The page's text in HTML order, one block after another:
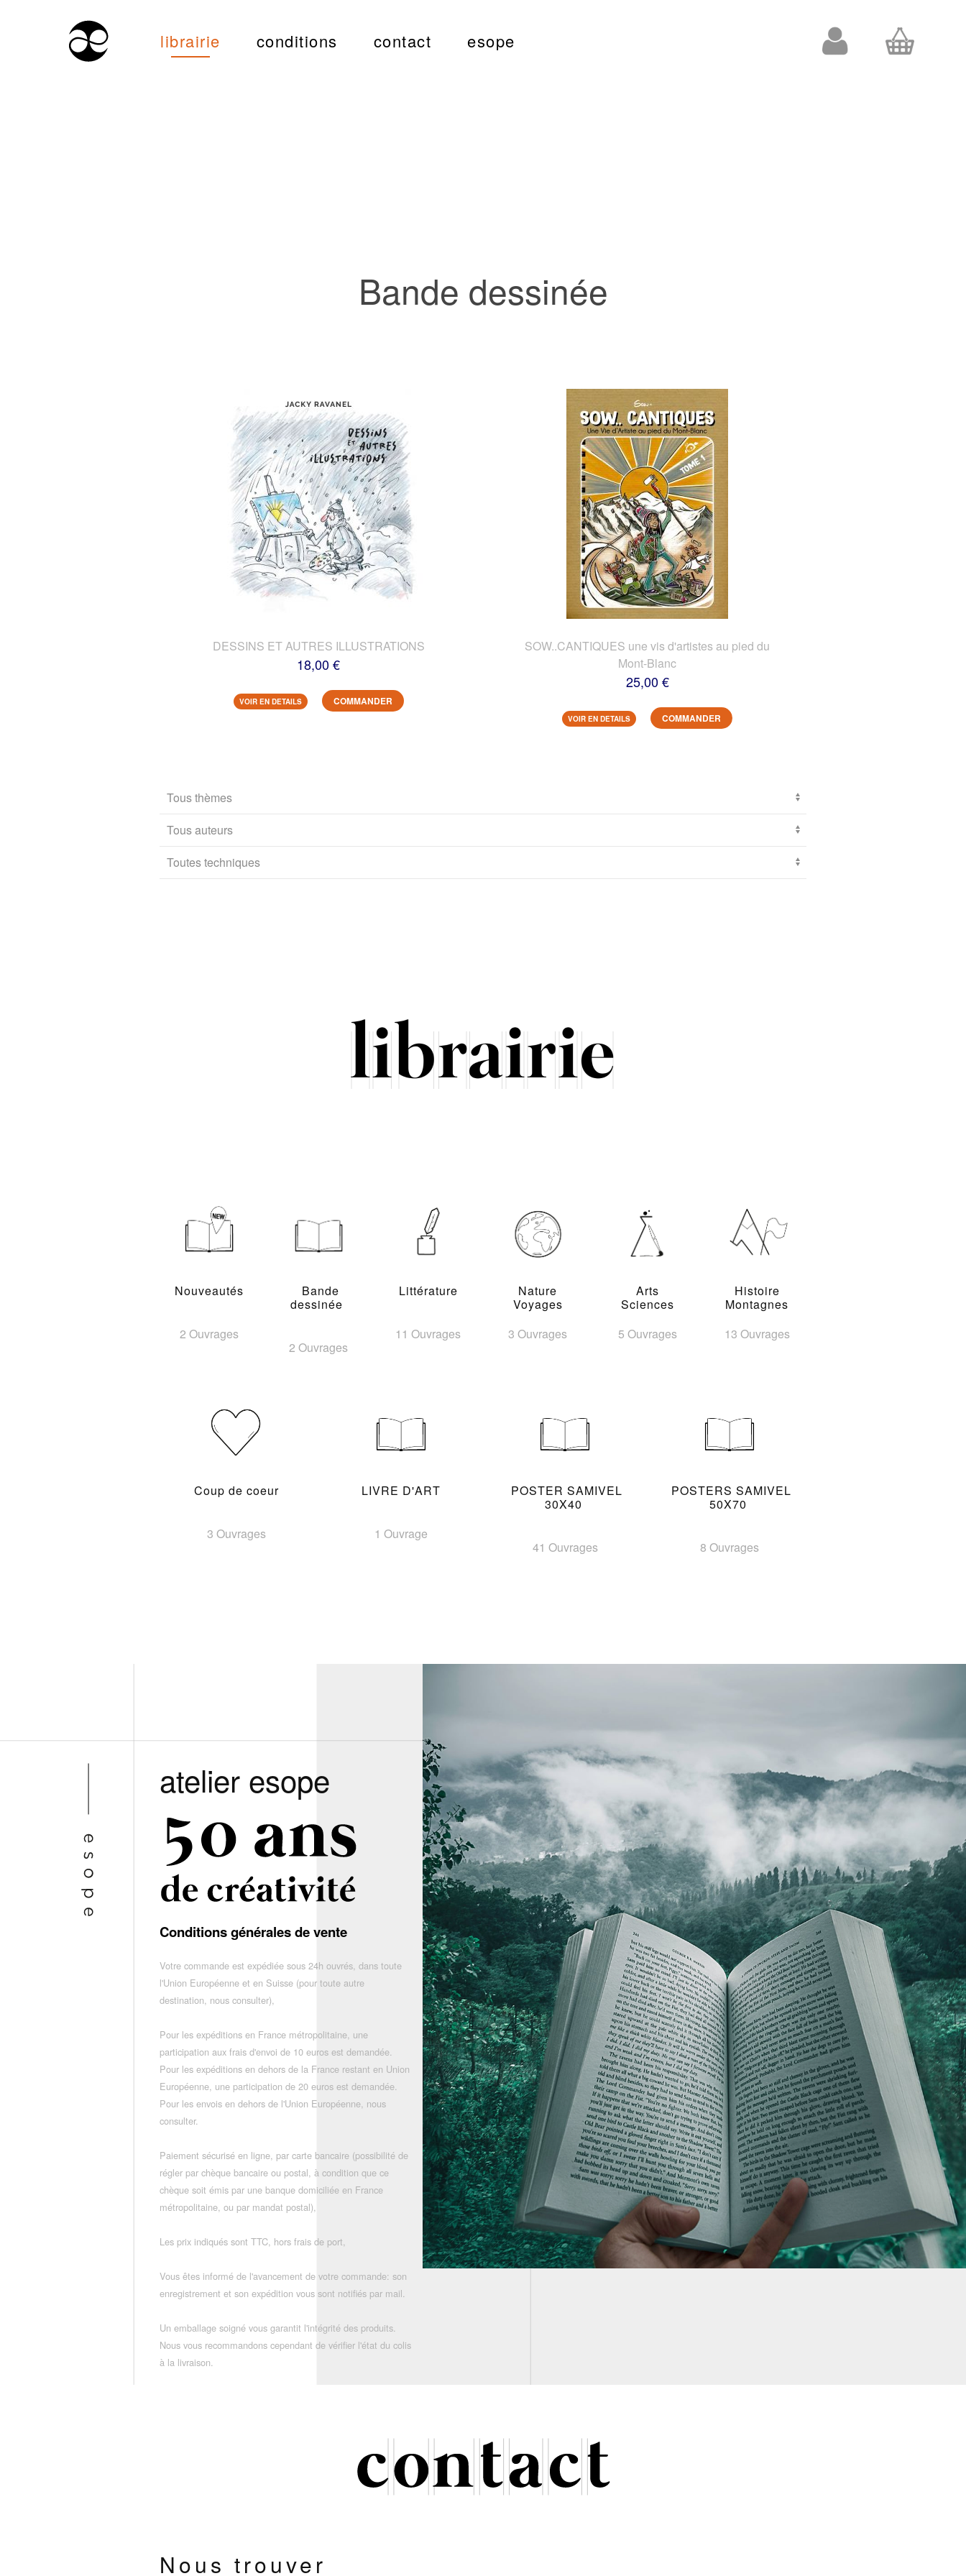
librairie conditions contact esope
Bande dessinée
DESSINS ET AUTRES ILLUSTRATIONS
18,00 €
VOIR EN DETAILS COMMANDER
SOW..CANTIQUES une vis d'artistes au pied du
Mont-Blanc
25,00 €
VOIR EN DETAILS COMMANDER
Nouveautés
2 Ouvrages
Bande
dessinée
2 Ouvrages
Littérature
11 Ouvrages
Nature
Voyages
3 Ouvrages
Arts
Sciences
5 Ouvrages
Histoire
Montagnes
13 Ouvrages
Coup de coeur
3 Ouvrages
LIVRE D'ART
1 Ouvrage
POSTER SAMIVEL
30X40
41 Ouvrages
POSTERS SAMIVEL
50X70
8 Ouvrages
atelier esope
Conditions générales de vente
Votre commande est expédiée sous 24h ouvrés, dans toute
l'Union Européenne et en Suisse (pour toute autre
destination, nous consulter),
Pour les expéditions en France métropolitaine, une
participation aux frais d'envoi de 10 euros est demandée.
Pour les expéditions en dehors de la France restant en Union
Européenne, une participation de 20 euros est demandée.
Pour les envois en dehors de l'Union Européenne, nous
consulter.
Paiement sécurisé en ligne, par carte bancaire (possibilité de
régler par chèque bancaire ou postal, à condition que ce
chèque soit émis par une banque domiciliée en France
métropolitaine, ou par mandat postal),
Les prix indiqués sont TTC, hors frais de port,
Vous êtes informé de l'avancement de votre commande: son
enregistrement et son expédition vous sont notifiés par mail.
Un emballage soigné vous garantit l'intégrité des produits.
Nous vous recommandons cependant de vérifier l'état du colis
à la livraison.
Nous trouver